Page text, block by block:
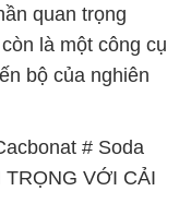
quan trọng
là một công cụ
bộ của nghiên
# Soda
VỚI CẢI